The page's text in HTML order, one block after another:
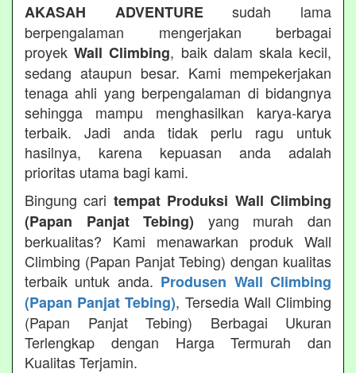
AKASAH ADVENTUREsudah lama
berpengalaman mengerjakan berbagai
proyekWall Climbing, baik dalam skala kecil,
sedang ataupun besar. Kami mempekerjakan
tenaga ahli yang berpengalaman di bidangnya
sehingga mampu menghasilkan karya-karya
terbaik. Jadi anda tidak perlu ragu untuk
hasilnya, karena kepuasan anda adalah
prioritas utama bagi kami.
Bingung cari tempat Produksi Wall Climbing
(Papan Panjat Tebing) yang murah dan
berkualitas? Kami menawarkan produk Wall
Climbing (Papan Panjat Tebing) dengan kualitas
terbaik untuk anda. Produsen Wall Climbing
(Papan Panjat Tebing), Tersedia Wall Climbing
(Papan Panjat Tebing) Berbagai Ukuran
Terlengkap dengan Harga Termurah dan
Kualitas Terjamin.